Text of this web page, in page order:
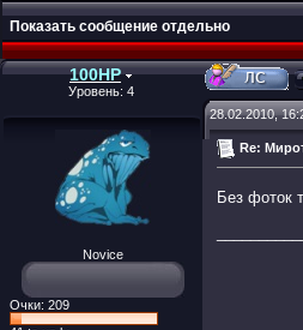
Показать сообщение отдельно
100HP
Уровень: 4
Novice
Очки: 209
28.02.2010,
Re:
Без фоток